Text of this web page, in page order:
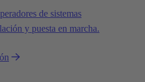
de sistemas
y puesta en marcha.